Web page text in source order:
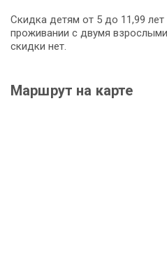
Скидка детям от 5 до 11,99 лет
проживании с двумя
скидки нет.
Маршрут на карте